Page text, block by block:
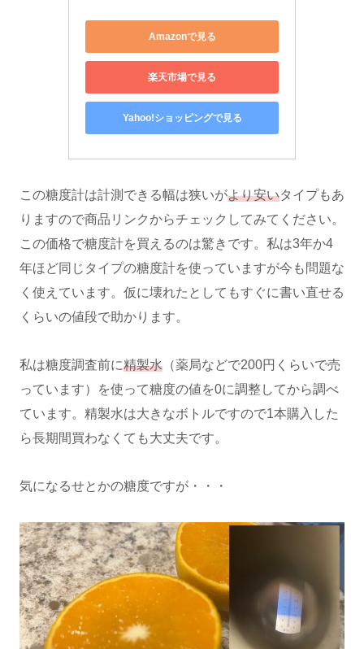
Amazonで見る
楽天市場で見る
Yahoo!ショッピングで見る
この糖度計は計測できる幅は狭いがより安いタイプもあ
りますので商品リンクからチェックしてみてください。
この価格で糖度計を買えるのは驚きです。私は3年か4
年ほど同じタイプの糖度計を使っていますが今も問題な
く使えています。仮に壊れたとしてもすぐに書い直せる
くらいの値段で助かります。
私は糖度調査前に精製水 （薬局などで200円くらいで売
っています）を使って糖度の値を0に調整してから調べ
ています。精製水は大きなボトルですので1本購入した
ら長期間買わなくても大丈夫です。
気になるせとかの糖度ですが・・・